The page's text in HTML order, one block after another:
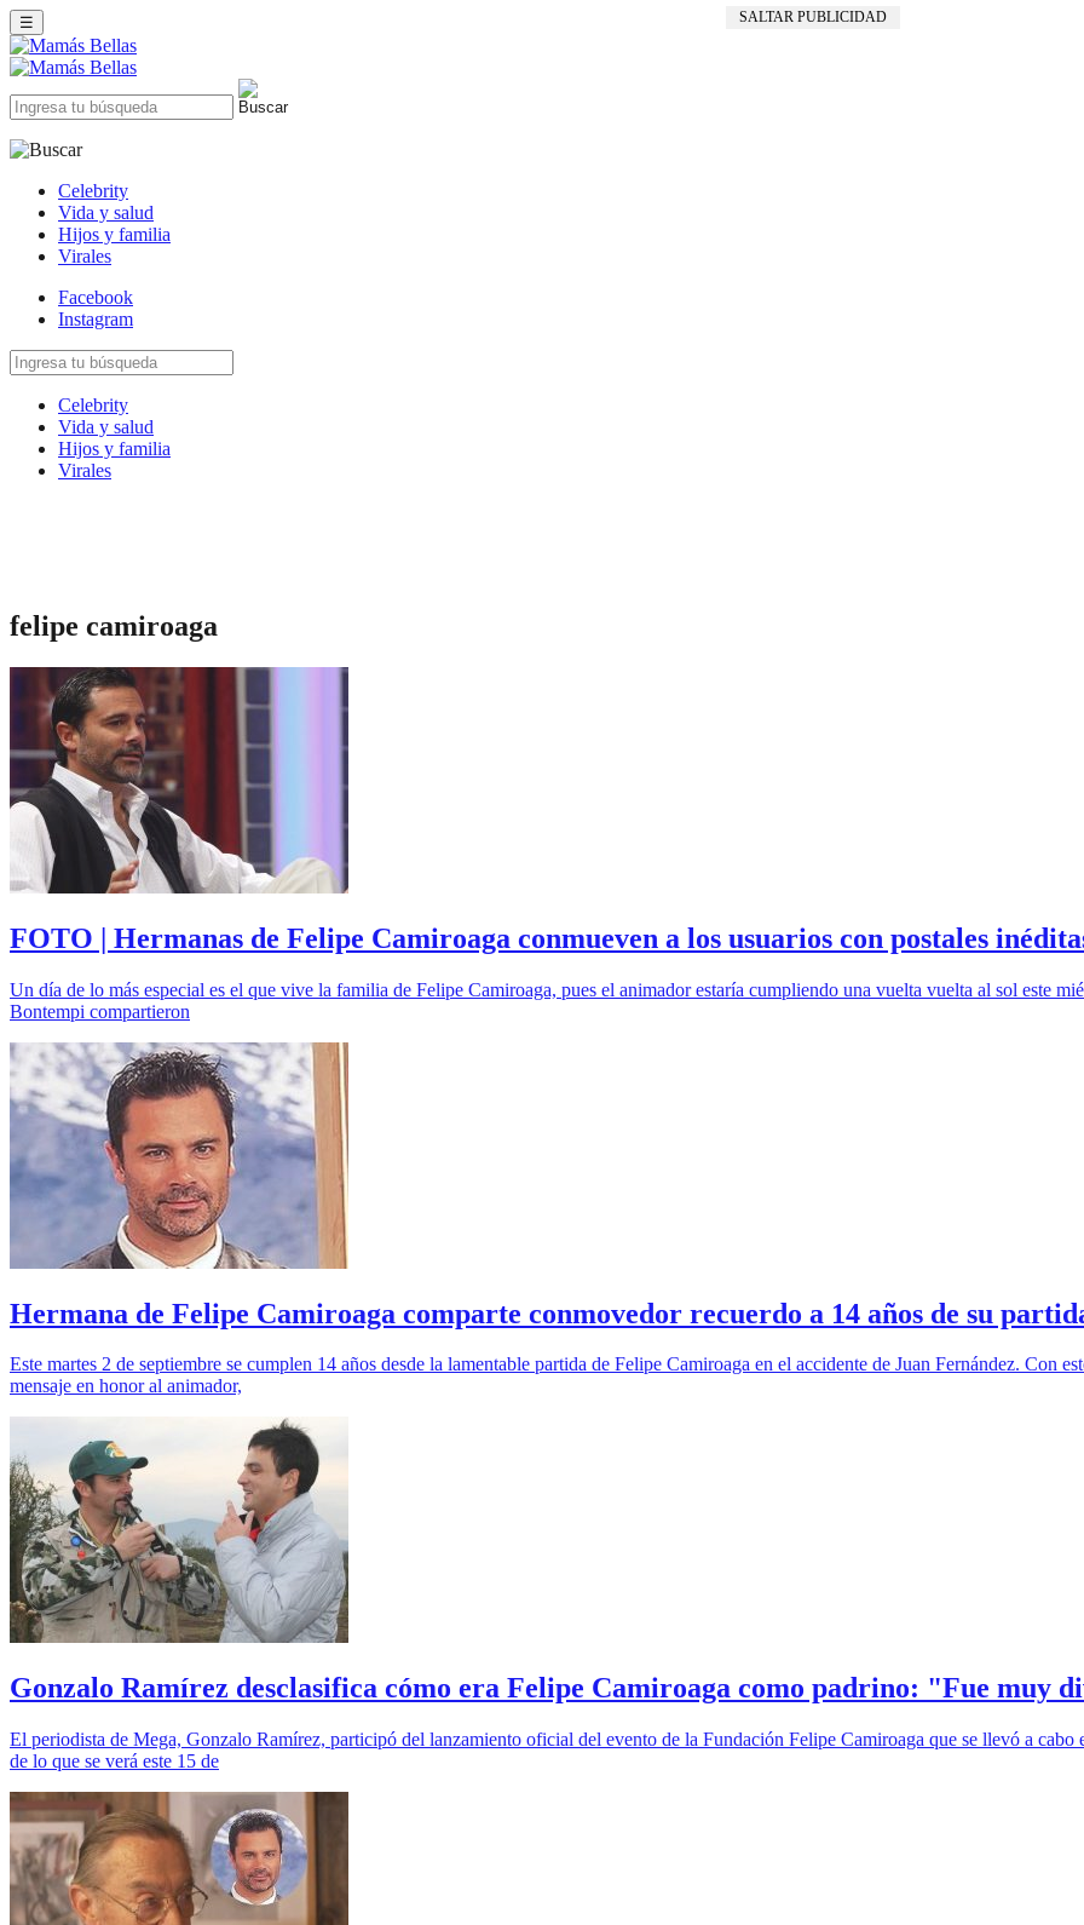
SALTAR PUBLICIDAD
☰
Celebrity
Vida y salud
Hijos y familia
Virales
Facebook
Instagram
Celebrity
Vida y salud
Hijos y familia
Virales
felipe camiroaga
FOTO | Hermanas de Felipe Camiroaga conmueven a los usuarios con postales
Un día de lo más especial es el que vive la familia de Felipe Camiroaga, pues el animador estaría cumpliendo una vuelta vuelta al sol este
Bontempi compartieron
Hermana de Felipe Camiroaga comparte conmovedor recuerdo a 14 años de su
Este martes 2 de septiembre se cumplen 14 años desde la lamentable partida de Felipe Camiroaga en el accidente de Juan Fernández. Con
mensaje en honor al animador,
Gonzalo Ramírez desclasifica cómo era Felipe Camiroaga como padrino: "Fue muy
El periodista de Mega, Gonzalo Ramírez, participó del lanzamiento oficial del evento de la Fundación Felipe Camiroaga que se llevó a
de lo que se verá este 15 de